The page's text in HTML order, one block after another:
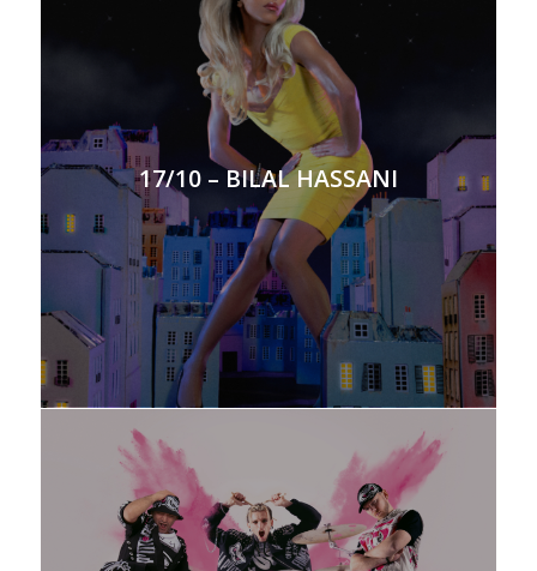
17/10 – BILAL HASSANI